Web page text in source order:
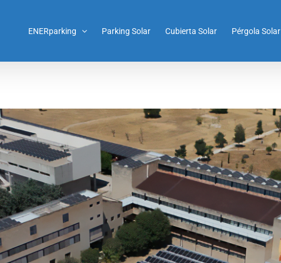
ENERparking Parking Solar Cubierta Solar Pérgola Solar